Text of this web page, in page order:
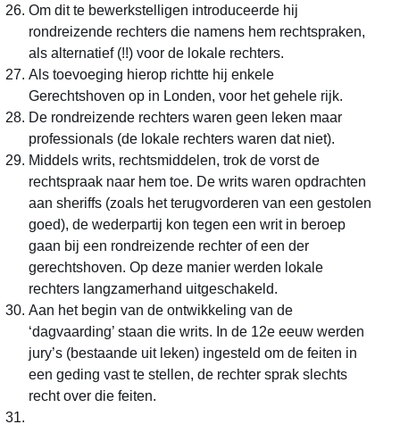
Om dit te bewerkstelligen introduceerde hij
rondreizende rechters die namens hem rechtspraken,
als alternatief (!!) voor de lokale rechters.
Als toevoeging hierop richtte hij enkele
Gerechtshoven op in Londen, voor het gehele rijk.
De rondreizende rechters waren geen leken maar
professionals (de lokale rechters waren dat niet).
Middels writs, rechtsmiddelen, trok de vorst de
rechtspraak naar hem toe. De writs waren opdrachten
aan sheriffs (zoals het terugvorderen van een gestolen
goed), de wederpartij kon tegen een writ in beroep
gaan bij een rondreizende rechter of een der
gerechtshoven. Op deze manier werden lokale
rechters langzamerhand uitgeschakeld.
Aan het begin van de ontwikkeling van de
‘dagvaarding’ staan die writs. In de 12e eeuw werden
jury’s (bestaande uit leken) ingesteld om de feiten in
een geding vast te stellen, de rechter sprak slechts
recht over die feiten.